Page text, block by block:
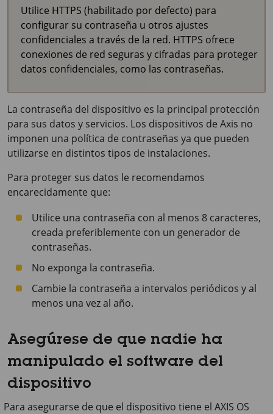
Utilice HTTPS (habilitado por defecto) para
configurar su contraseña u otros ajustes
confidenciales a través de la red. HTTPS ofrece
conexiones de red seguras y cifradas para proteger
datos confidenciales, como las contraseñas.
La contraseña del dispositivo es la principal protección
para sus datos y servicios. Los dispositivos de Axis no
imponen una política de contraseñas ya que pueden
utilizarse en distintos tipos de instalaciones.
Para proteger sus datos le recomendamos
encarecidamente que:
Utilice una contraseña con al menos 8 caracteres,
creada preferiblemente con un generador de
contraseñas.
No exponga la contraseña.
Cambie la contraseña a intervalos periódicos y al
menos una vez al año.
Asegúrese de que nadie ha
manipulado el software del
dispositivo
Para asegurarse de que el dispositivo tiene el AXIS OS